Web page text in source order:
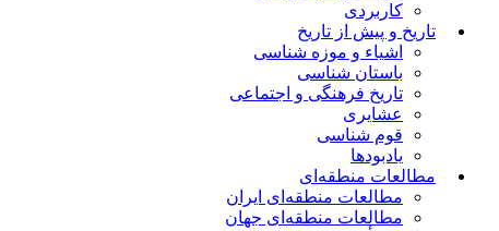
کاربردی
تاریخ و پیش از تاریخ
اشیاء و موزه شناسی
باستان شناسی
تاریخ فرهنگی و اجتماعی
عشایری
قوم شناسی
یادبودها
مطالعات منطقه‌ای
مطالعات منطقه‌ای ایران
مطالعات منطقه‌ای جهان